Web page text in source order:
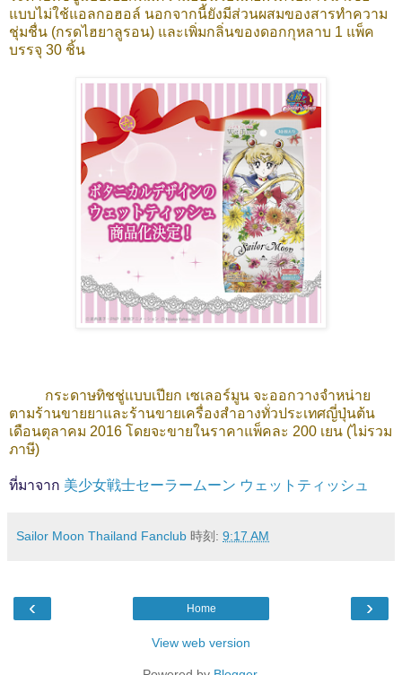
แบบไม่ใช้แอลกอฮอล์ นอกจากนี้ยังมีส่วนผสมของสารทำความ
ชุ่มชื่น (กรดไฮยาลูรอน) และเพิ่มกลิ่นของดอกกุหลาบ 1 แพ็ค
บรรจุ 30 ชิ้น
กระดาษทิชชู่แบบเปียก เซเลอร์มูน จะออกวางจำหน่าย
ตามร้านขายยาและร้านขายเครื่องสำอางทั่วประเทศญี่ปุ่นต้น
เดือนตุลาคม 2016 โดยจะขายในราคาแพ็คละ 200 เยน (ไม่รวม
ภาษี)
ที่มาจาก 美少女戦士セーラームーン ウェットティッシュ
Sailor Moon Thailand Fanclub 時刻: 9:17 AM
‹ ›
Home
View web version